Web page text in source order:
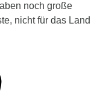
noch große
nicht für das Land